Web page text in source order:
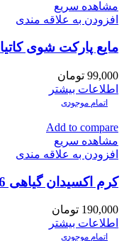
مشاهده سریع
افزودن به علاقه مندی
مایع پارکت شوی کاتیا
99,000 تومان
اطلاعات بیشتر
اتمام موجودی
Add to compare
مشاهده سریع
افزودن به علاقه مندی
کرم اکسیدان گیاهی 6% کاتیا
190,000 تومان
اطلاعات بیشتر
اتمام موجودی